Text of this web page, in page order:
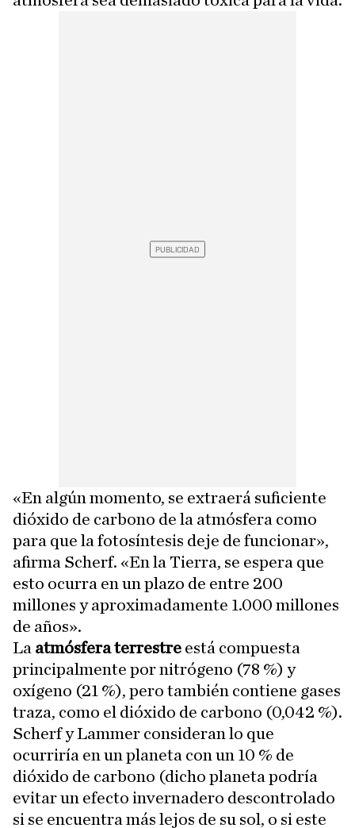
«En algún momento, se extraerá suficiente
dióxido de carbono de la atmósfera como
para que la fotosíntesis deje de funcionar»,
afirma Scherf. «En la Tierra, se espera que
esto ocurra en un plazo de entre 200
millones y aproximadamente 1.000 millones
de años».
La atmósfera terrestre está compuesta
principalmente por nitrógeno (78 %) y
oxígeno (21 %), pero también contiene gases
traza, como el dióxido de carbono (0,042 %).
Scherf y Lammer consideran lo que
ocurriría en un planeta con un 10 % de
dióxido de carbono (dicho planeta podría
evitar un efecto invernadero descontrolado
si se encuentra más lejos de su sol, o si este